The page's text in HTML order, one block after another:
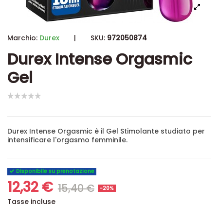
Marchio: Durex | SKU: 972050874
Durex Intense Orgasmic
Gel
Durex Intense Orgasmic è il Gel Stimolante studiato per
intensificare l'orgasmo femminile.
Disponibile su prenotazione
12,32 € 15,40 € -20%
Tasse incluse